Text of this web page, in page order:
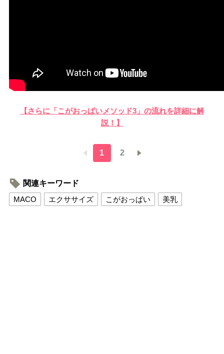
【さらに「こがおっぱいメソッド3」の流れを詳細に解
説！】
1 2
関連キーワード
MACO
エクササイズ こがおっぱい 美乳